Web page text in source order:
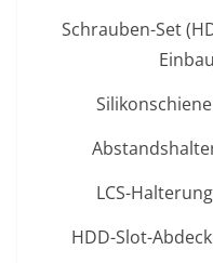
Schrauben-Set
LCS-
HDD-Slot-